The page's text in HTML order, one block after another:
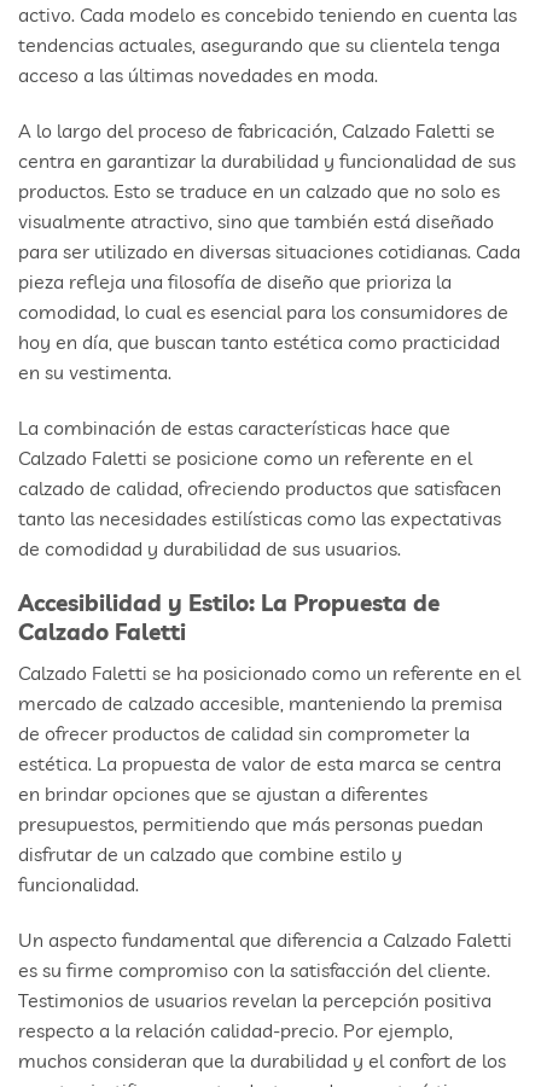
activo. Cada modelo es concebido teniendo en cuenta las
tendencias actuales, asegurando que su clientela tenga
acceso a las últimas novedades en moda.
A lo largo del proceso de fabricación, Calzado Faletti se
centra en garantizar la durabilidad y funcionalidad de sus
productos. Esto se traduce en un calzado que no solo es
visualmente atractivo, sino que también está diseñado
para ser utilizado en diversas situaciones cotidianas. Cada
pieza refleja una filosofía de diseño que prioriza la
comodidad, lo cual es esencial para los consumidores de
hoy en día, que buscan tanto estética como practicidad
en su vestimenta.
La combinación de estas características hace que
Calzado Faletti se posicione como un referente en el
calzado de calidad, ofreciendo productos que satisfacen
tanto las necesidades estilísticas como las expectativas
de comodidad y durabilidad de sus usuarios.
Accesibilidad y Estilo: La Propuesta de
Calzado Faletti
Calzado Faletti se ha posicionado como un referente en el
mercado de calzado accesible, manteniendo la premisa
de ofrecer productos de calidad sin comprometer la
estética. La propuesta de valor de esta marca se centra
en brindar opciones que se ajustan a diferentes
presupuestos, permitiendo que más personas puedan
disfrutar de un calzado que combine estilo y
funcionalidad.
Un aspecto fundamental que diferencia a Calzado Faletti
es su firme compromiso con la satisfacción del cliente.
Testimonios de usuarios revelan la percepción positiva
respecto a la relación calidad-precio. Por ejemplo,
muchos consideran que la durabilidad y el confort de los